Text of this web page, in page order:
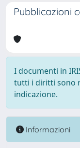
Pubblicazioni
I documenti in
tutti i diritti sono
indicazione.
Informazioni